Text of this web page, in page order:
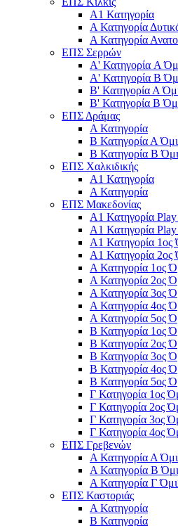
Α1 Κατηγορία
Α Κατηγορία
Α Κατηγορία
ΕΠΣ Σερρών
Α' Κατηγορία A
Α' Κατηγορία Β
Β' Κατηγορία Α
Β' Κατηγορία Β
ΕΠΣ Δράμας
Α Κατηγορία
Β Κατηγορία Α
Β Κατηγορία Β
ΕΠΣ Χαλκιδικής
Α1 Κατηγορία
Α Κατηγορία
ΕΠΣ Μακεδονίας
Α1 Κατηγορία
Α1 Κατηγορία
Α1 Κατηγορία 1ος
Α1 Κατηγορία 2ος
Α Κατηγορία 1ος
Α Κατηγορία 2ος
Α Κατηγορία 3ος
Α Κατηγορία 4ος
Α Κατηγορία 5ος
Β Κατηγορία 1ος
Β Κατηγορία 2ος
Β Κατηγορία 3ος
Β Κατηγορία 4ος
Β Κατηγορία 5ος
Γ Κατηγορία 1ος
Γ Κατηγορία 2ος
Γ Κατηγορία 3ος
Γ Κατηγορία 4ος
ΕΠΣ Γρεβενών
Α Κατηγορία Α
Α Κατηγορία B
Α Κατηγορία Γ
ΕΠΣ Καστοριάς
Α Κατηγορία
Β Κατηγορία